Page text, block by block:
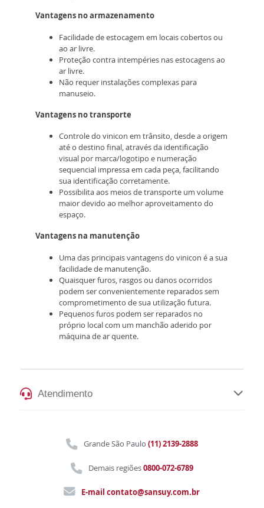
Vantagens no armazenamento
Facilidade de estocagem em locais cobertos ou
ao ar livre.
Proteção contra intempéries nas estocagens ao
ar livre.
Não requer instalações complexas para
manuseio.
Vantagens no transporte
Controle do vinicon em trânsito, desde a origem
até o destino final, através da identificação
visual por marca/logotipo e numeração
sequencial impressa em cada peça, facilitando
sua identificação corretamente.
Possibilita aos meios de transporte um volume
maior devido ao melhor aproveitamento do
espaço.
Vantagens na manutenção
Uma das principais vantagens do vinicon é a sua
facilidade de manutenção.
Quaisquer furos, rasgos ou danos ocorridos
podem ser convenientemente reparados sem
comprometimento de sua utilização futura.
Pequenos furos podem ser reparados no
próprio local com um manchão aderido por
máquina de ar quente.
Atendimento
Grande São Paulo (11) 2139-2888
Demais regiões0800-072-6789
E-mailcontato@sansuy.com.br